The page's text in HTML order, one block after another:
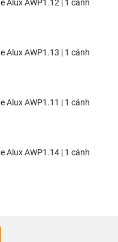
Alux AWP1.12 | 1 cánh
Alux AWP1.13 | 1 cánh
Alux AWP1.11 | 1 cánh
Alux AWP1.14 | 1 cánh